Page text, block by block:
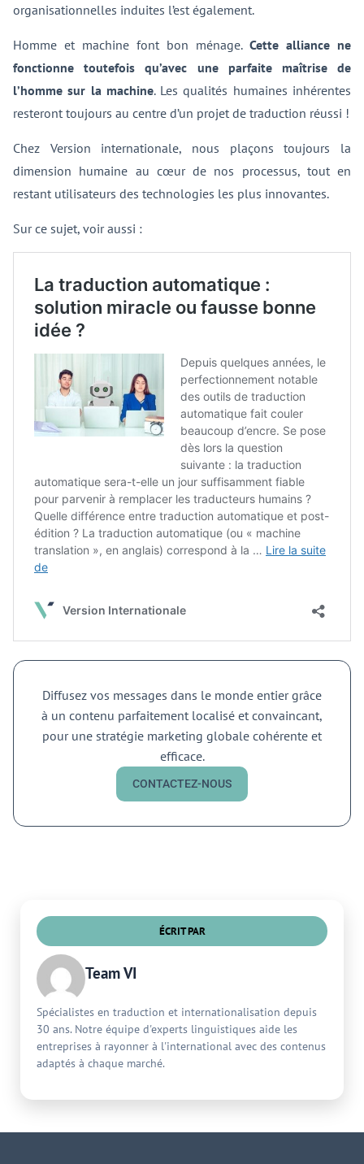
organisationnelles induites l’est également.
Homme et machine font bon ménage. Cette alliance ne
fonctionne toutefois qu’avec une parfaite maîtrise de
l’homme sur la machine. Les qualités humaines inhérentes
resteront toujours au centre d’un projet de traduction réussi !
Chez Version internationale, nous plaçons toujours la
dimension humaine au cœur de nos processus, tout en
restant utilisateurs des technologies les plus innovantes.
Sur ce sujet, voir aussi :
Diffusez vos messages dans le monde entier grâce
à un contenu parfaitement localisé et convaincant,
pour une stratégie marketing globale cohérente et
efficace.
CONTACTEZ-NOUS
ÉCRIT PAR
Team VI
Spécialistes en traduction et internationalisation depuis
30 ans. Notre équipe d'experts linguistiques aide les
entreprises à rayonner à l'international avec des contenus
adaptés à chaque marché.